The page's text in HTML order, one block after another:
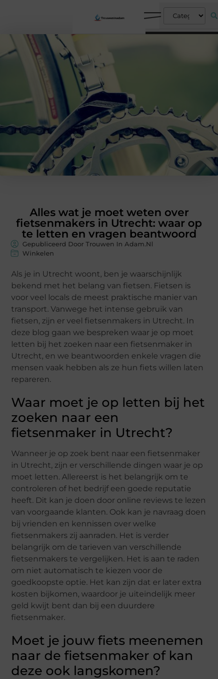
Alles wat je moet weten over
fietsenmakers in Utrecht: waar op
te letten en vragen beantwoord
Gepubliceerd Door Trouwen In Adam.nl
Winkelen
Als je in Utrecht woont, ben je waarschijnlijk
bekend met het belang van fietsen. Fietsen is
voor veel locals de meest praktische manier van
transport. Vanwege het intense gebruik van
fietsen, zijn er veel fietsenmakers in Utrecht. In
deze blog gaan we bespreken waar je op moet
letten bij het zoeken naar een fietsenmaker in
Utrecht, en we beantwoorden enkele vragen die
mensen vaak hebben als ze hun fiets willen laten
repareren.
Waar moet je op letten bij het
zoeken naar een
fietsenmaker in Utrecht?
Wanneer je op zoek bent naar een fietsenmaker
in Utrecht, zijn er verschillende dingen waar je op
moet letten. Allereerst is het belangrijk om te
controleren of het bedrijf een goede reputatie
heeft. Dit kan je doen door online reviews te lezen
van voorgaande klanten. Ook kan je navraag doen
bij vrienden en kennissen over welke
fietsenmakers zij aanraden. Het is verder
belangrijk om de tarieven van verschillende
fietsenmakers te vergelijken. Het is aan te raden
om niet automatisch te kiezen voor de
goedkoopste optie. Het kan zijn dat er later extra
kosten bijkomen, waardoor je uiteindelijk meer
geld kwijt bent dan bij een duurdere
fietsenmaker.
Moet je jouw fiets meenemen
naar de fietsenmaker of kan
deze ook langskomen?